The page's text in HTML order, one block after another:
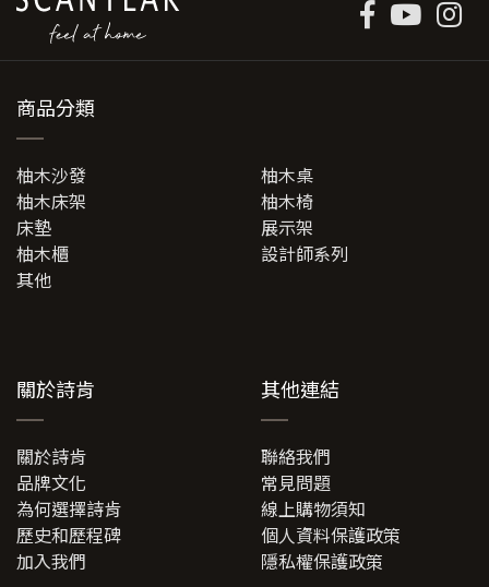
商品分類
柚木沙發
柚木桌
柚木床架
柚木椅
床墊
展示架
柚木櫃
設計師系列
其他
關於詩肯
關於詩肯
品牌文化
為何選擇詩肯
歷史和歷程碑
加入我們
其他連結
聯絡我們
常見問題
線上購物須知
個人資料保護政策
隱私權保護政策